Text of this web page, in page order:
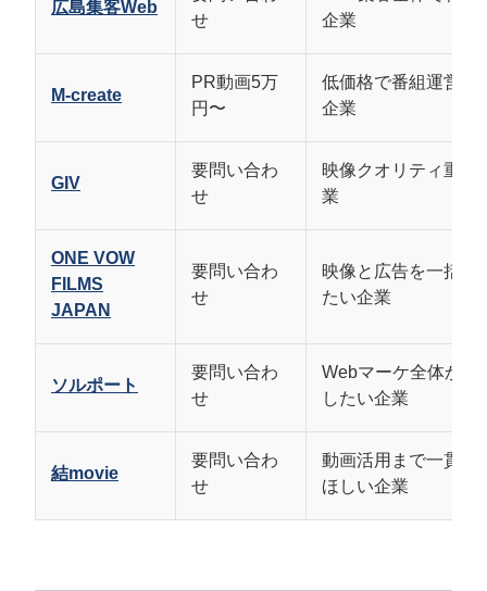
YouTube運用代行で成果を出すコツ【2026
年最新トレンド】
VSEO対策で検索流入を獲る
YouTube運用代行でよくある失敗パターン
広島のYouTube運用代行に関するよくある
質問（FAQ）
広島で信頼できるYouTube運用代行会社の見分け方
YouTube運用代行を依頼するメリット・デメリット
YouTube運用代行は個人やフリーランスにも頼めます
広島集客Web
せ
企業
M-create
PR動画5万
円〜
低価格で番組運営し
企業
GIV
要問い合わ
せ
映像クオリティ重視
業
ONE VOW
FILMS
JAPAN
要問い合わ
せ
映像と広告を一括で
たい企業
ソルポート
要問い合わ
せ
Webマーケ全体から
したい企業
結movie
要問い合わ
せ
動画活用まで一貫提
ほしい企業